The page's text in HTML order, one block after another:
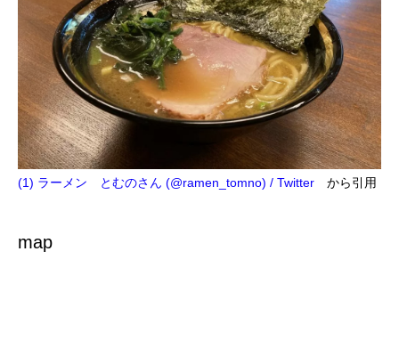
(1) ラーメン とむのさん (@ramen_tomno) / Twitter から引用
map